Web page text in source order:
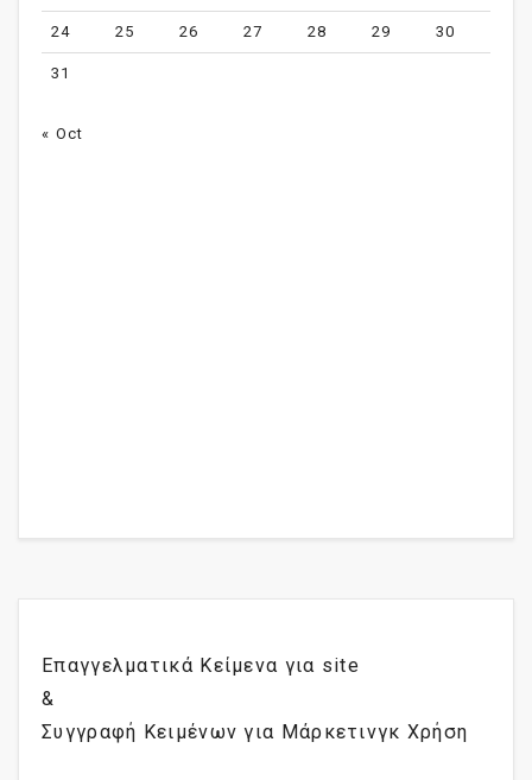
24 25 26 27 28 29 30
31
« Oct
Επαγγελματικά Κείμενα για site
&
Συγγραφή Κειμένων για Μάρκετινγκ Χρήση